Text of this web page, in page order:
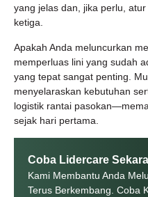
yang jelas dan, jika perlu,
ketiga.
Apakah Anda meluncurkan
memperluas lini yang sudah
yang tepat sangat penting.
menyelaraskan kebutuhan
logistik rantai
sejak hari pertama.
Coba Lidercare
Kami Membantu Anda
Terus Berkembang. Coba